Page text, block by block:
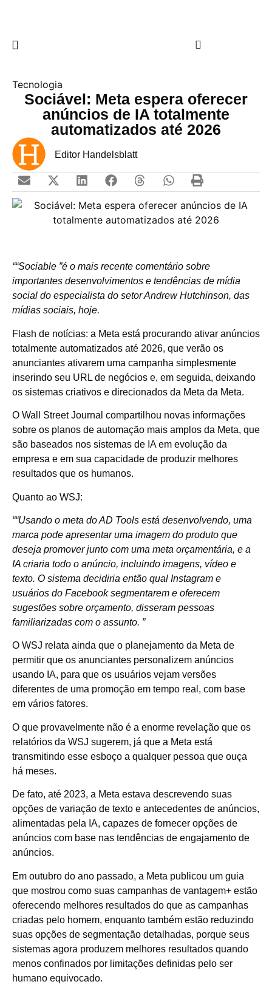
Tecnologia
Sociável: Meta espera oferecer
anúncios de IA totalmente
automatizados até 2026
Editor Handelsblatt
““Sociable ”é o mais recente comentário sobre
importantes desenvolvimentos e tendências de mídia
social do especialista do setor Andrew Hutchinson, das
mídias sociais, hoje.
Flash de notícias: a Meta está procurando ativar anúncios
totalmente automatizados até 2026, que verão os
anunciantes ativarem uma campanha simplesmente
inserindo seu URL de negócios e, em seguida, deixando
os sistemas criativos e direcionados da Meta da Meta.
O Wall Street Journal compartilhou novas informações
sobre os planos de automação mais amplos da Meta, que
são baseados nos sistemas de IA em evolução da
empresa e em sua capacidade de produzir melhores
resultados que os humanos.
Quanto ao WSJ:
““Usando o meta do AD Tools está desenvolvendo, uma
marca pode apresentar uma imagem do produto que
deseja promover junto com uma meta orçamentária, e a
IA criaria todo o anúncio, incluindo imagens, vídeo e
texto. O sistema decidiria então qual Instagram e
usuários do Facebook segmentarem e oferecem
sugestões sobre orçamento, disseram pessoas
familiarizadas com o assunto. ”
O WSJ relata ainda que o planejamento da Meta de
permitir que os anunciantes personalizem anúncios
usando IA, para que os usuários vejam versões
diferentes de uma promoção em tempo real, com base
em vários fatores.
O que provavelmente não é a enorme revelação que os
relatórios da WSJ sugerem, já que a Meta está
transmitindo esse esboço a qualquer pessoa que ouça
há meses.
De fato, até 2023, a Meta estava descrevendo suas
opções de variação de texto e antecedentes de anúncios,
alimentadas pela IA, capazes de fornecer opções de
anúncios com base nas tendências de engajamento de
anúncios.
Em outubro do ano passado, a Meta publicou um guia
que mostrou como suas campanhas de vantagem+ estão
oferecendo melhores resultados do que as campanhas
criadas pelo homem, enquanto também estão reduzindo
suas opções de segmentação detalhadas, porque seus
sistemas agora produzem melhores resultados quando
menos confinados por limitações definidas pelo ser
humano equivocado.